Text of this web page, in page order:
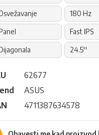
180 Hz
Fast IPS
24.5''
62677
ASUS
4711387634578